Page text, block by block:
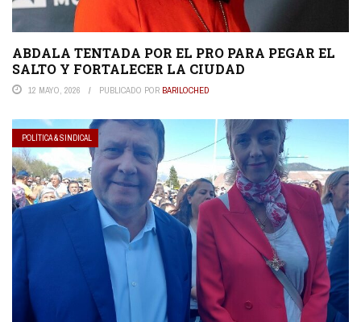
ABDALA TENTADA POR EL PRO PARA PEGAR EL
SALTO Y FORTALECER LA CIUDAD
12 MAYO, 2026 PUBLICADO POR BARILOCHED
POLÍTICA & SINDICAL